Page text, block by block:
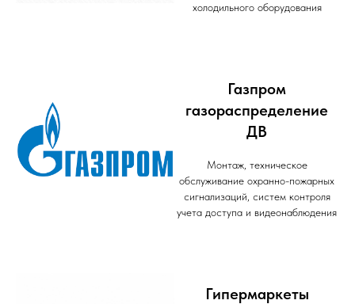
холодильного оборудования
Газпром
газораспределение
ДВ
Монтаж, техническое
обслуживание охранно-пожарных
сигнализаций, систем контроля
учета доступа и видеонаблюдения
Гипермаркеты